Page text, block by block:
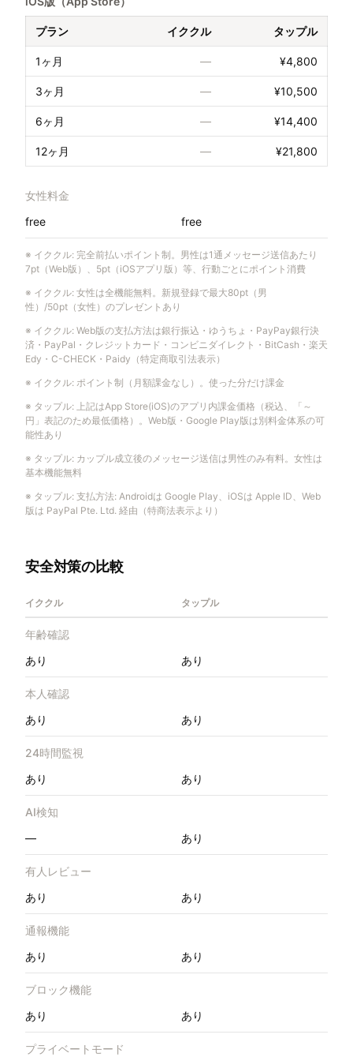
プラン イククル タップル
1ヶ月 — ¥4,800
3ヶ月 — ¥10,500
6ヶ月 — ¥14,400
12ヶ月 — ¥21,800
女性料金
free
free
※ イククル: 完全前払いポイント制。男性は1通メッセージ送信あたり
7pt（Web版）、5pt（iOSアプリ版）等、行動ごとにポイント消費
※ イククル: 女性は全機能無料。新規登録で最大80pt（男
性）/50pt（女性）のプレゼントあり
※ イククル: Web版の支払方法は銀行振込・ゆうちょ・PayPay銀行決
済・PayPal・クレジットカード・コンビニダイレクト・BitCash・楽天
Edy・C-CHECK・Paidy（特定商取引法表示）
※ イククル: ポイント制（月額課金なし）。使った分だけ課金
※ タップル: 上記はApp Store(iOS)のアプリ内課金価格（税込、「～
円」表記のため最低価格）。Web版・Google Play版は別料金体系の可
能性あり
※ タップル: カップル成立後のメッセージ送信は男性のみ有料。女性は
基本機能無料
※ タップル: 支払方法: Androidは Google Play、iOSは Apple ID、Web
版は PayPal Pte. Ltd. 経由（特商法表示より）
安全対策の比較
イククル タップル
年齢確認
あり
あり
本人確認
あり
あり
24時間監視
あり
あり
AI検知
—
あり
有人レビュー
あり
あり
通報機能
あり
あり
ブロック機能
あり
あり
プライベートモード